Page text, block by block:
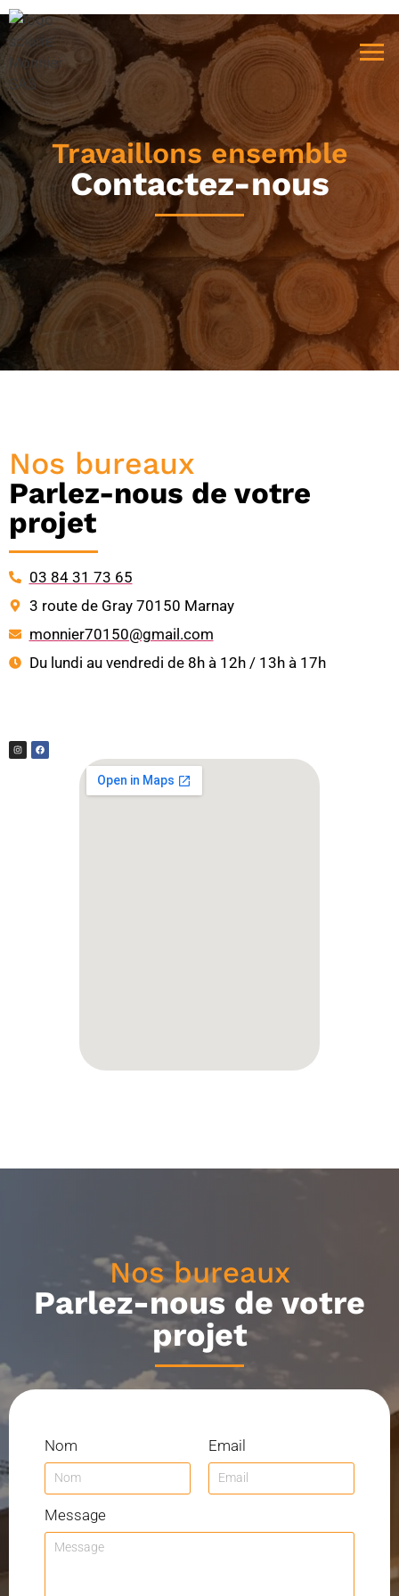
Travaillons ensemble
Contactez-nous
Nos bureaux
Parlez-nous de votre
projet
03 84 31 73 65
3 route de Gray 70150 Marnay
monnier70150@gmail.com
Du lundi au vendredi de 8h à 12h / 13h à 17h
Nos bureaux
Parlez-nous de votre
projet
Nom Email
Message